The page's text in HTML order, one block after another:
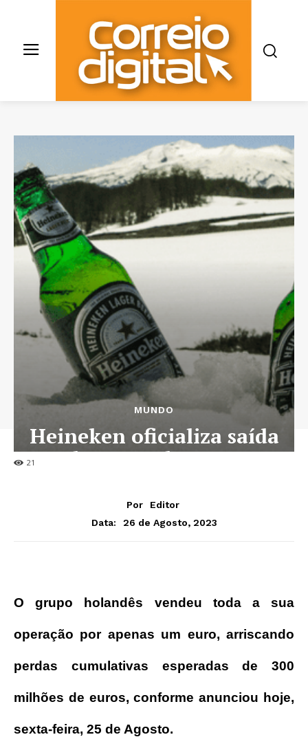
21
MUNDO
Heineken oficializa saída
do mercado russo
Por
Editor
Data:
26 de Agosto, 2023
O grupo holandês vendeu toda a sua
operação por apenas um euro, arriscando
perdas cumulativas esperadas de 300
milhões de euros, conforme anunciou hoje,
sexta-feira, 25 de Agosto.